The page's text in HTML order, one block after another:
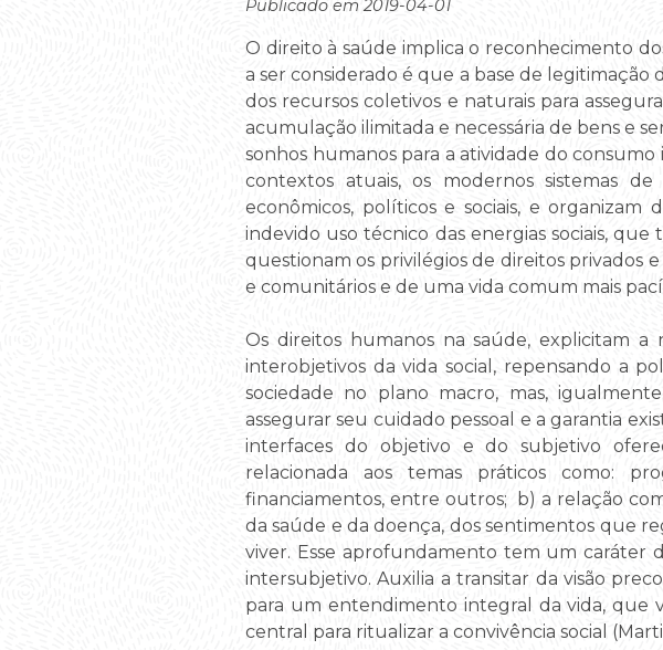
Publicado em 2019-04-01
O direito à saúde implica o reconhecimento
a ser considerado é que a base de legitimação
dos recursos coletivos e naturais para
acumulação ilimitada e necessária de bens e
sonhos humanos para a atividade do
contextos atuais, os modernos sistemas
econômicos, políticos e sociais, e organizam
indevido uso técnico das energias sociais,
questionam os privilégios de direitos privados
e comunitários e de uma vida comum mais
Os direitos humanos na saúde, explicitam a
interobjetivos da vida social, repensando a
sociedade no plano macro, mas,
assegurar seu cuidado pessoal e a garantia
interfaces do objetivo e do subjetivo
relacionada aos temas práticos como:
financiamentos, entre outros; b) a relação
da saúde e da doença, dos sentimentos que
viver. Esse aprofundamento tem um
intersubjetivo. Auxilia a transitar da visão
para um entendimento integral da vida, que
central para ritualizar a convivência social